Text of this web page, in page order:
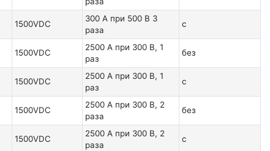
1500VDC
300 А при 500 В 3
раза
с
1500VDC
2500 А при 300 В, 1
раз
без
1500VDC
2500 А при 300 В, 1
раз
с
1500VDC
2500 А при 300 В, 2
раза
без
1500VDC
2500 А при 300 В, 2
раза
с